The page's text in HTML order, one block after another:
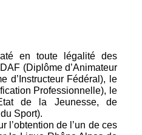
en toute légalité des
(Diplôme d’Animateur
d’Instructeur Fédéral), le
Professionnelle), le
de la Jeunesse, de
Sport).
l’obtention de l’un de ces